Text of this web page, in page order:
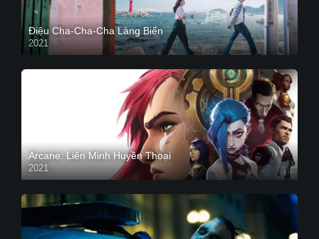
Điệu Cha-Cha-Cha Làng Biển
2021
Arcane: Liên Minh Huyền Thoại
2021